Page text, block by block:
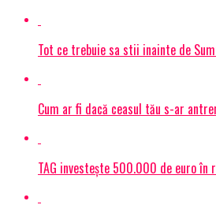
Tot ce trebuie sa stii inainte de
Cum ar fi dacă ceasul tău s-ar
TAG investește 500.000 de euro